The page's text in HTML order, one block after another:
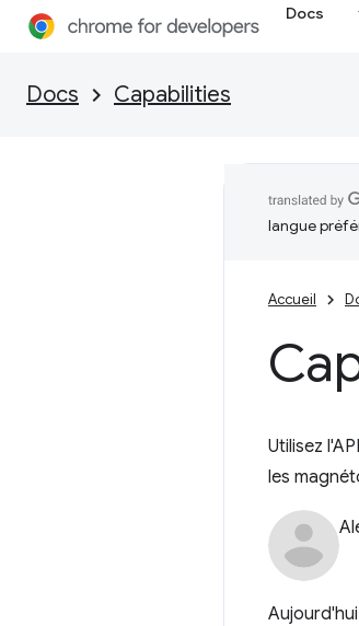
Docs
Docs Capabilities
langue
Accueil
Utilisez
les